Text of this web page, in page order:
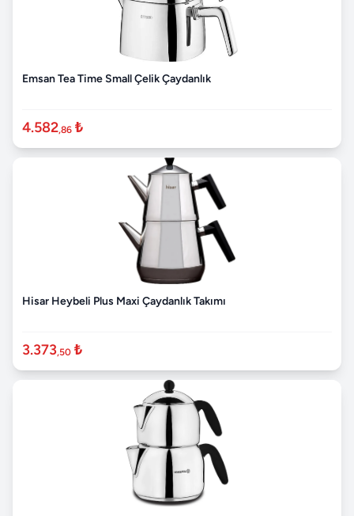
Emsan Tea Time Small Çelik Çaydanlık
4.582,86 ₺
Hisar Heybeli Plus Maxi Çaydanlık Takımı
3.373,50 ₺